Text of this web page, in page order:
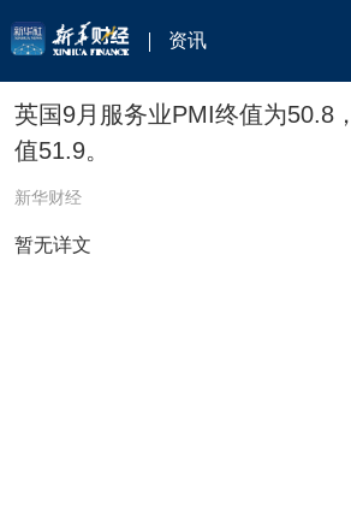
资讯
英国9月服务业PMI终值为50.8
值51.9。
新华财经
暂无详文